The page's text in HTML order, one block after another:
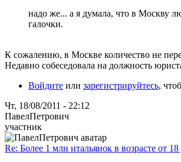
надо же... а я думала, что в Москву
галочки.
К сожалению, в Москве количество не
Недавно собеседовала на должность
Войдите или зарегистрируйтесь,
Чт, 18/08/2011 - 22:12
ПавелПетрович
участник
Re: Более 1 млн итальянок в возрасте от